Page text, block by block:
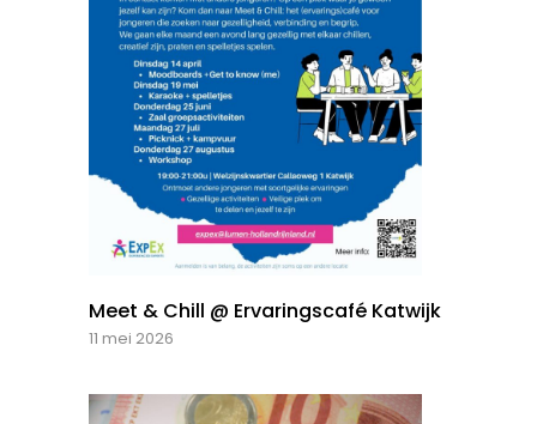
Meet & Chill @ Ervaringscafé Katwijk
11 mei 2026